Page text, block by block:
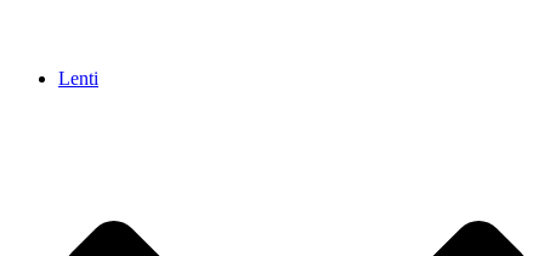
Lenti